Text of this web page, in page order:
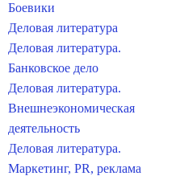
Боевики
Деловая литература
Деловая литература.
Банковское дело
Деловая литература.
Внешнеэкономическая
деятельность
Деловая литература.
Маркетинг, PR, реклама